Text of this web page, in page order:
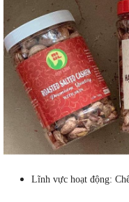
Lĩnh vực hoạt động: